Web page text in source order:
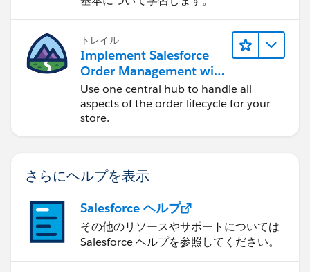
トレイル
Implement Salesforce
Order Management with
a B2B, B2C, or B2B2C
Commerce Store
Use one central hub to handle all
aspects of the order lifecycle for your
store.
さらにヘルプを表示
Salesforce ヘルプ
その他のリソースやサポートについては
Salesforce ヘルプを参照してください。